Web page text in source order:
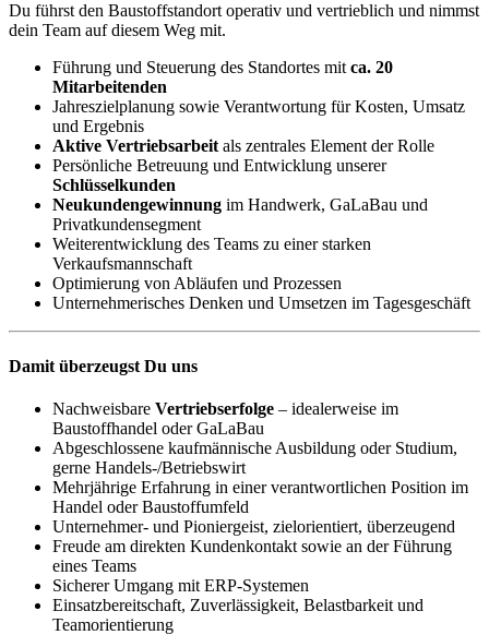
Du führst den Baustoffstandort operativ und vertrieblich und nimmst
dein Team auf diesem Weg mit.
Führung und Steuerung des Standortes mitca. 20
Mitarbeitenden
Jahreszielplanung sowie Verantwortung für Kosten, Umsatz
und Ergebnis
Aktive Vertriebsarbeitals zentrales Element der Rolle
Persönliche Betreuung und Entwicklung unserer
Schlüsselkunden
Neukundengewinnung im Handwerk, GaLaBau und
Privatkundensegment
Weiterentwicklung des Teams zu einer starken
Verkaufsmannschaft
Optimierung von Abläufen und Prozessen
Unternehmerisches Denken und Umsetzen im Tagesgeschäft
Damit überzeugst Du uns
Nachweisbare Vertriebserfolge – idealerweise im
Baustoffhandel oder GaLaBau
Abgeschlossene kaufmännische Ausbildung oder Studium,
gerne Handels-/Betriebswirt
Mehrjährige Erfahrung in einer verantwortlichen Position im
Handel oder Baustoffumfeld
Unternehmer- und Pioniergeist, zielorientiert, überzeugend
Freude am direkten Kundenkontakt sowie an der Führung
eines Teams
Sicherer Umgang mit ERP-Systemen
Einsatzbereitschaft, Zuverlässigkeit, Belastbarkeit und
Teamorientierung